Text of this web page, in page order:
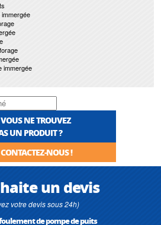
immergée
VOUS NE TROUVEZ
UN PRODUIT ?
NOUS !
un devis
votre devis sous 24h)
de pompe de puits